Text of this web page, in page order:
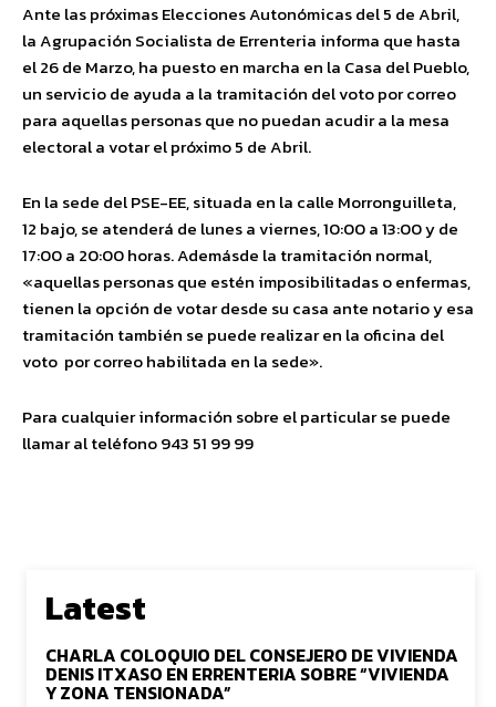
Ante las próximas Elecciones Autonómicas del 5 de Abril,
la Agrupación Socialista de Errenteria informa que hasta
el 26 de Marzo, ha puesto en marcha en la Casa del Pueblo,
un servicio de ayuda a la tramitación del voto por correo
para aquellas personas que no puedan acudir a la mesa
electoral a votar el próximo 5 de Abril.
En la sede del PSE-EE, situada en la calle Morronguilleta,
12 bajo, se atenderá de lunes a viernes, 10:00 a 13:00 y de
17:00 a 20:00 horas. Ademásde la tramitación normal,
«aquellas personas que estén imposibilitadas o enfermas,
tienen la opción de votar desde su casa ante notario y esa
tramitación también se puede realizar en la oficina del
voto por correo habilitada en la sede».
Para cualquier información sobre el particular se puede
llamar al teléfono 943 51 99 99
Latest
CHARLA COLOQUIO DEL CONSEJERO DE VIVIENDA
DENIS ITXASO EN ERRENTERIA SOBRE “VIVIENDA
Y ZONA TENSIONADA”